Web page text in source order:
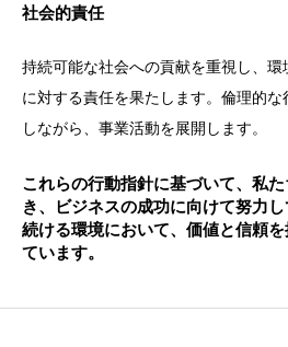
社会的責任
持続可能な社会への貢献を重視し、
に対する責任を果たします。倫理的
しながら、事業活動を展開します。
これらの行動指針に基づいて、私
き、ビジネスの成功に向けて努力
続ける環境において、価値と信頼
ています。